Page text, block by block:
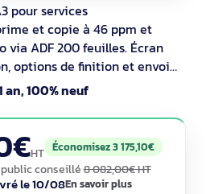
pour services
et copie à 46 ppm et
via ADF 200 feuilles. Écran
options de finition et envoi
Capacité 2 100 feuilles,
000 pages/mois. Sécurité
et impression mobile
100% neuf
HT Économisez 3 175,10€
public conseillé8 082,00€ HT
le 10/08En savoir plus